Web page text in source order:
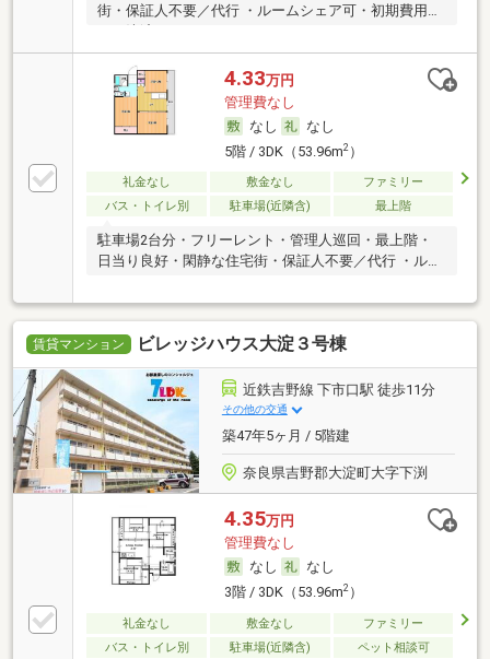
街・保証人不要／代行 ・ルームシェア可・初期費用カ
4.33万円
管理費なし
なし
なし
5階 / 3DK（53.96m2）
礼金なし 敷金なし
ファミリー
バス・トイレ別
駐車場(近隣含) 最上階
駐車場2台分・フリーレント・管理人巡回・最上階・
日当り良好・閑静な住宅街・保証人不要／代行 ・ルー
賃貸マンション ビレッジハウス大淀３号棟
近鉄吉野線 下市口駅 徒歩11分
その他の交通
築47年5ヶ月 / 5階建
奈良県吉野郡大淀町大字下渕
4.35万円
管理費なし
なし
なし
3階 / 3DK（53.96m2）
礼金なし 敷金なし
ファミリー
バス・トイレ別
駐車場(近隣含) ペット相談可